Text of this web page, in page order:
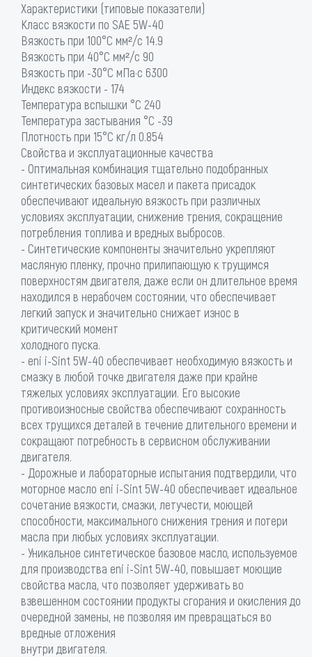
Характеристики (типовые показатели)
Класс вязкости по SAE 5W-40
Вязкость при 100°С мм²/с 14.9
Вязкость при 40°С мм²/с 90
Вязкость при -30°С мПа·с 6300
Индекс вязкости - 174
Температура вспышки °C 240
Температура застывания °C -39
Плотность при 15°С кг/л 0.854
Свойства и эксплуатационные качества
- Оптимальная комбинация тщательно подобранных
синтетических базовых масел и пакета присадок
обеспечивают идеальную вязкость при различных
условиях эксплуатации, снижение трения, сокращение
потребления топлива и вредных выбросов.
- Синтетические компоненты значительно укрепляют
масляную пленку, прочно прилипающую к трущимся
поверхностям двигателя, даже если он длительное время
находился в нерабочем состоянии, что обеспечивает
легкий запуск и значительно снижает износ в
критический момент
холодного пуска.
- eni i-Sint 5W-40 обеспечивает необходимую вязкость и
смазку в любой точке двигателя даже при крайне
тяжелых условиях эксплуатации. Его высокие
противоизносные свойства обеспечивают сохранность
всех трущихся деталей в течение длительного времени и
сокращают потребность в сервисном обслуживании
двигателя.
- Дорожные и лабораторные испытания подтвердили, что
моторное масло eni i-Sint 5W-40 обеспечивает идеальное
сочетание вязкости, смазки, летучести, моющей
способности, максимального снижения трения и потери
масла при любых условиях эксплуатации.
- Уникальное синтетическое базовое масло, используемое
для производства eni i-Sint 5W-40, повышает моющие
свойства масла, что позволяет удерживать во
взвешенном состоянии продукты сгорания и окисления до
очередной замены, не позволяя им превращаться во
вредные отложения
внутри двигателя.